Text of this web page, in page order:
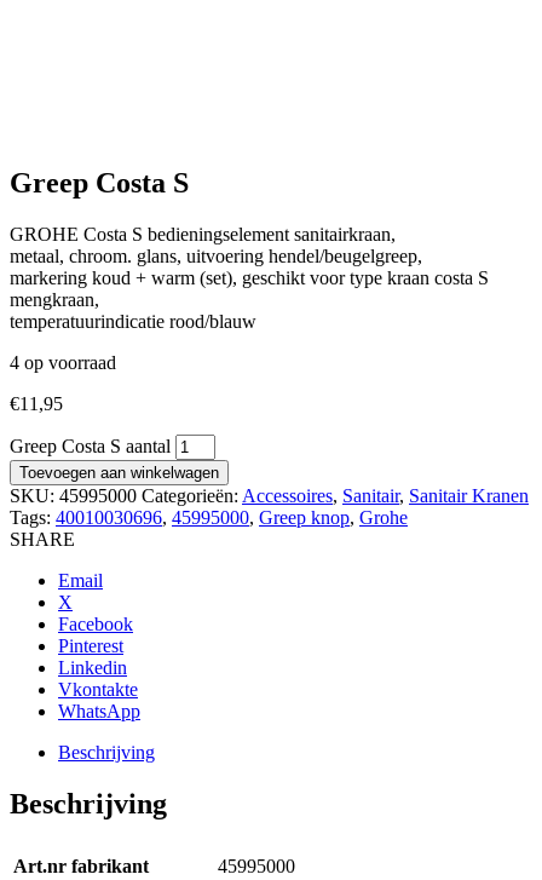
Greep Costa S
GROHE Costa S bedieningselement sanitairkraan,
metaal, chroom. glans, uitvoering hendel/beugelgreep,
markering koud + warm (set), geschikt voor type kraan costa S
mengkraan,
temperatuurindicatie rood/blauw
4 op voorraad
€11,95
Greep Costa S aantal
Toevoegen aan winkelwagen
SKU: 45995000 Categorieën: Accessoires, Sanitair, Sanitair Kranen
Tags: 40010030696, 45995000, Greep knop, Grohe
SHARE
Email
X
Facebook
Pinterest
Linkedin
Vkontakte
WhatsApp
Beschrijving
Beschrijving
Art.nr fabrikant 45995000